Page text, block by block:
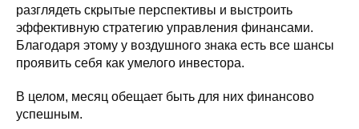
разглядеть скрытые перспективы и выстроить
эффективную стратегию управления финансами.
Благодаря этому у воздушного знака есть все шансы
проявить себя как умелого инвестора.
В целом, месяц обещает быть для них финансово
успешным.